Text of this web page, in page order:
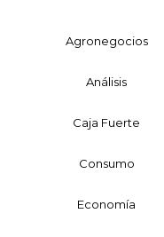
Agronegocios
Análisis
Caja Fuerte
Consumo
Economía